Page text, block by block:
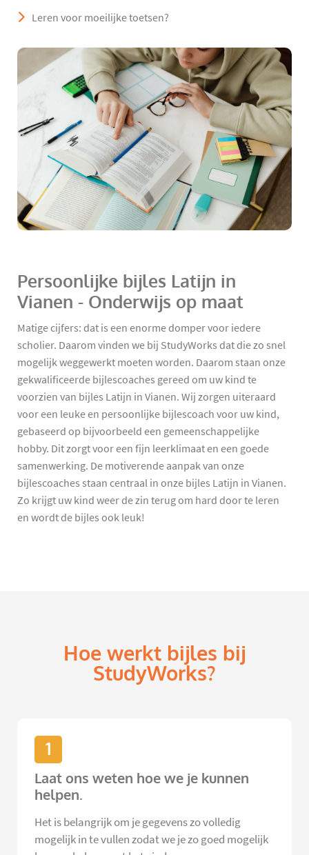
Leren voor moeilijke toetsen?
Persoonlijke bijles Latijn in
Vianen - Onderwijs op maat
Matige cijfers: dat is een enorme domper voor iedere
scholier. Daarom vinden we bij StudyWorks dat die zo snel
mogelijk weggewerkt moeten worden. Daarom staan onze
gekwalificeerde bijlescoaches gereed om uw kind te
voorzien van bijles Latijn in Vianen. Wij zorgen uiteraard
voor een leuke en persoonlijke bijlescoach voor uw kind,
gebaseerd op bijvoorbeeld een gemeenschappelijke
hobby. Dit zorgt voor een fijn leerklimaat en een goede
samenwerking. De motiverende aanpak van onze
bijlescoaches staan centraal in onze bijles Latijn in Vianen.
Zo krijgt uw kind weer de zin terug om hard door te leren
en wordt de bijles ook leuk!
Hoe werkt bijles bij
StudyWorks?
1
Laat ons weten hoe we je kunnen
helpen.
Het is belangrijk om je gegevens zo volledig
mogelijk in te vullen zodat we je zo goed mogelijk